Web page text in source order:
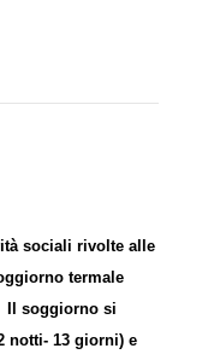
sociali rivolte alle
termale
Il soggiorno si
notti- 13 giorni) e